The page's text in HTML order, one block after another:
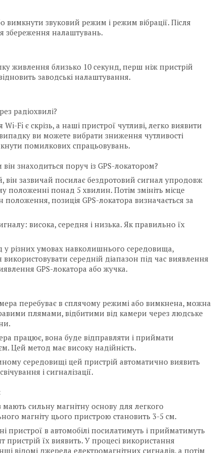
вимкнути звуковий режим і режим вібрації. Після
збереження налаштувань.
живлення близько 10 секунд, перш ніж пристрій
заводські налаштування.
радіохвилі?
Fi є скрізь, а наші пристрої чутливі, легко виявити
ви можете вибрати зниження чутливості
помилкових спрацьовувань.
знаходиться поруч із GPS-локатором?
зазвичай посилає бездротовий сигнал упродовж
понад 5 хвилин. Потім змініть місце
положення, позиція GPS-локатора визначається за
висока, середня і низька. Як правильно їх
у різних умовах навколишнього середовища,
середній діапазон під час виявлення
GPS-локатора або жучка.
перебуває в сплячому режимі або вимкнена, можна
плямами, відбитими від камери через людське
працює, вона буде відправляти і приймати
Цей метод має високу надійність.
середовищі цей пристрій автоматично виявить
і сигналізації.
мають сильну магнітну основу для легкого
магніту цього пристрою становить 3-5 см.
пристрої в автомобілі посилатимуть і прийматимуть
пристрій їх виявить. У процесі використання
відомі джерела електромагнітних сигналів, а потім